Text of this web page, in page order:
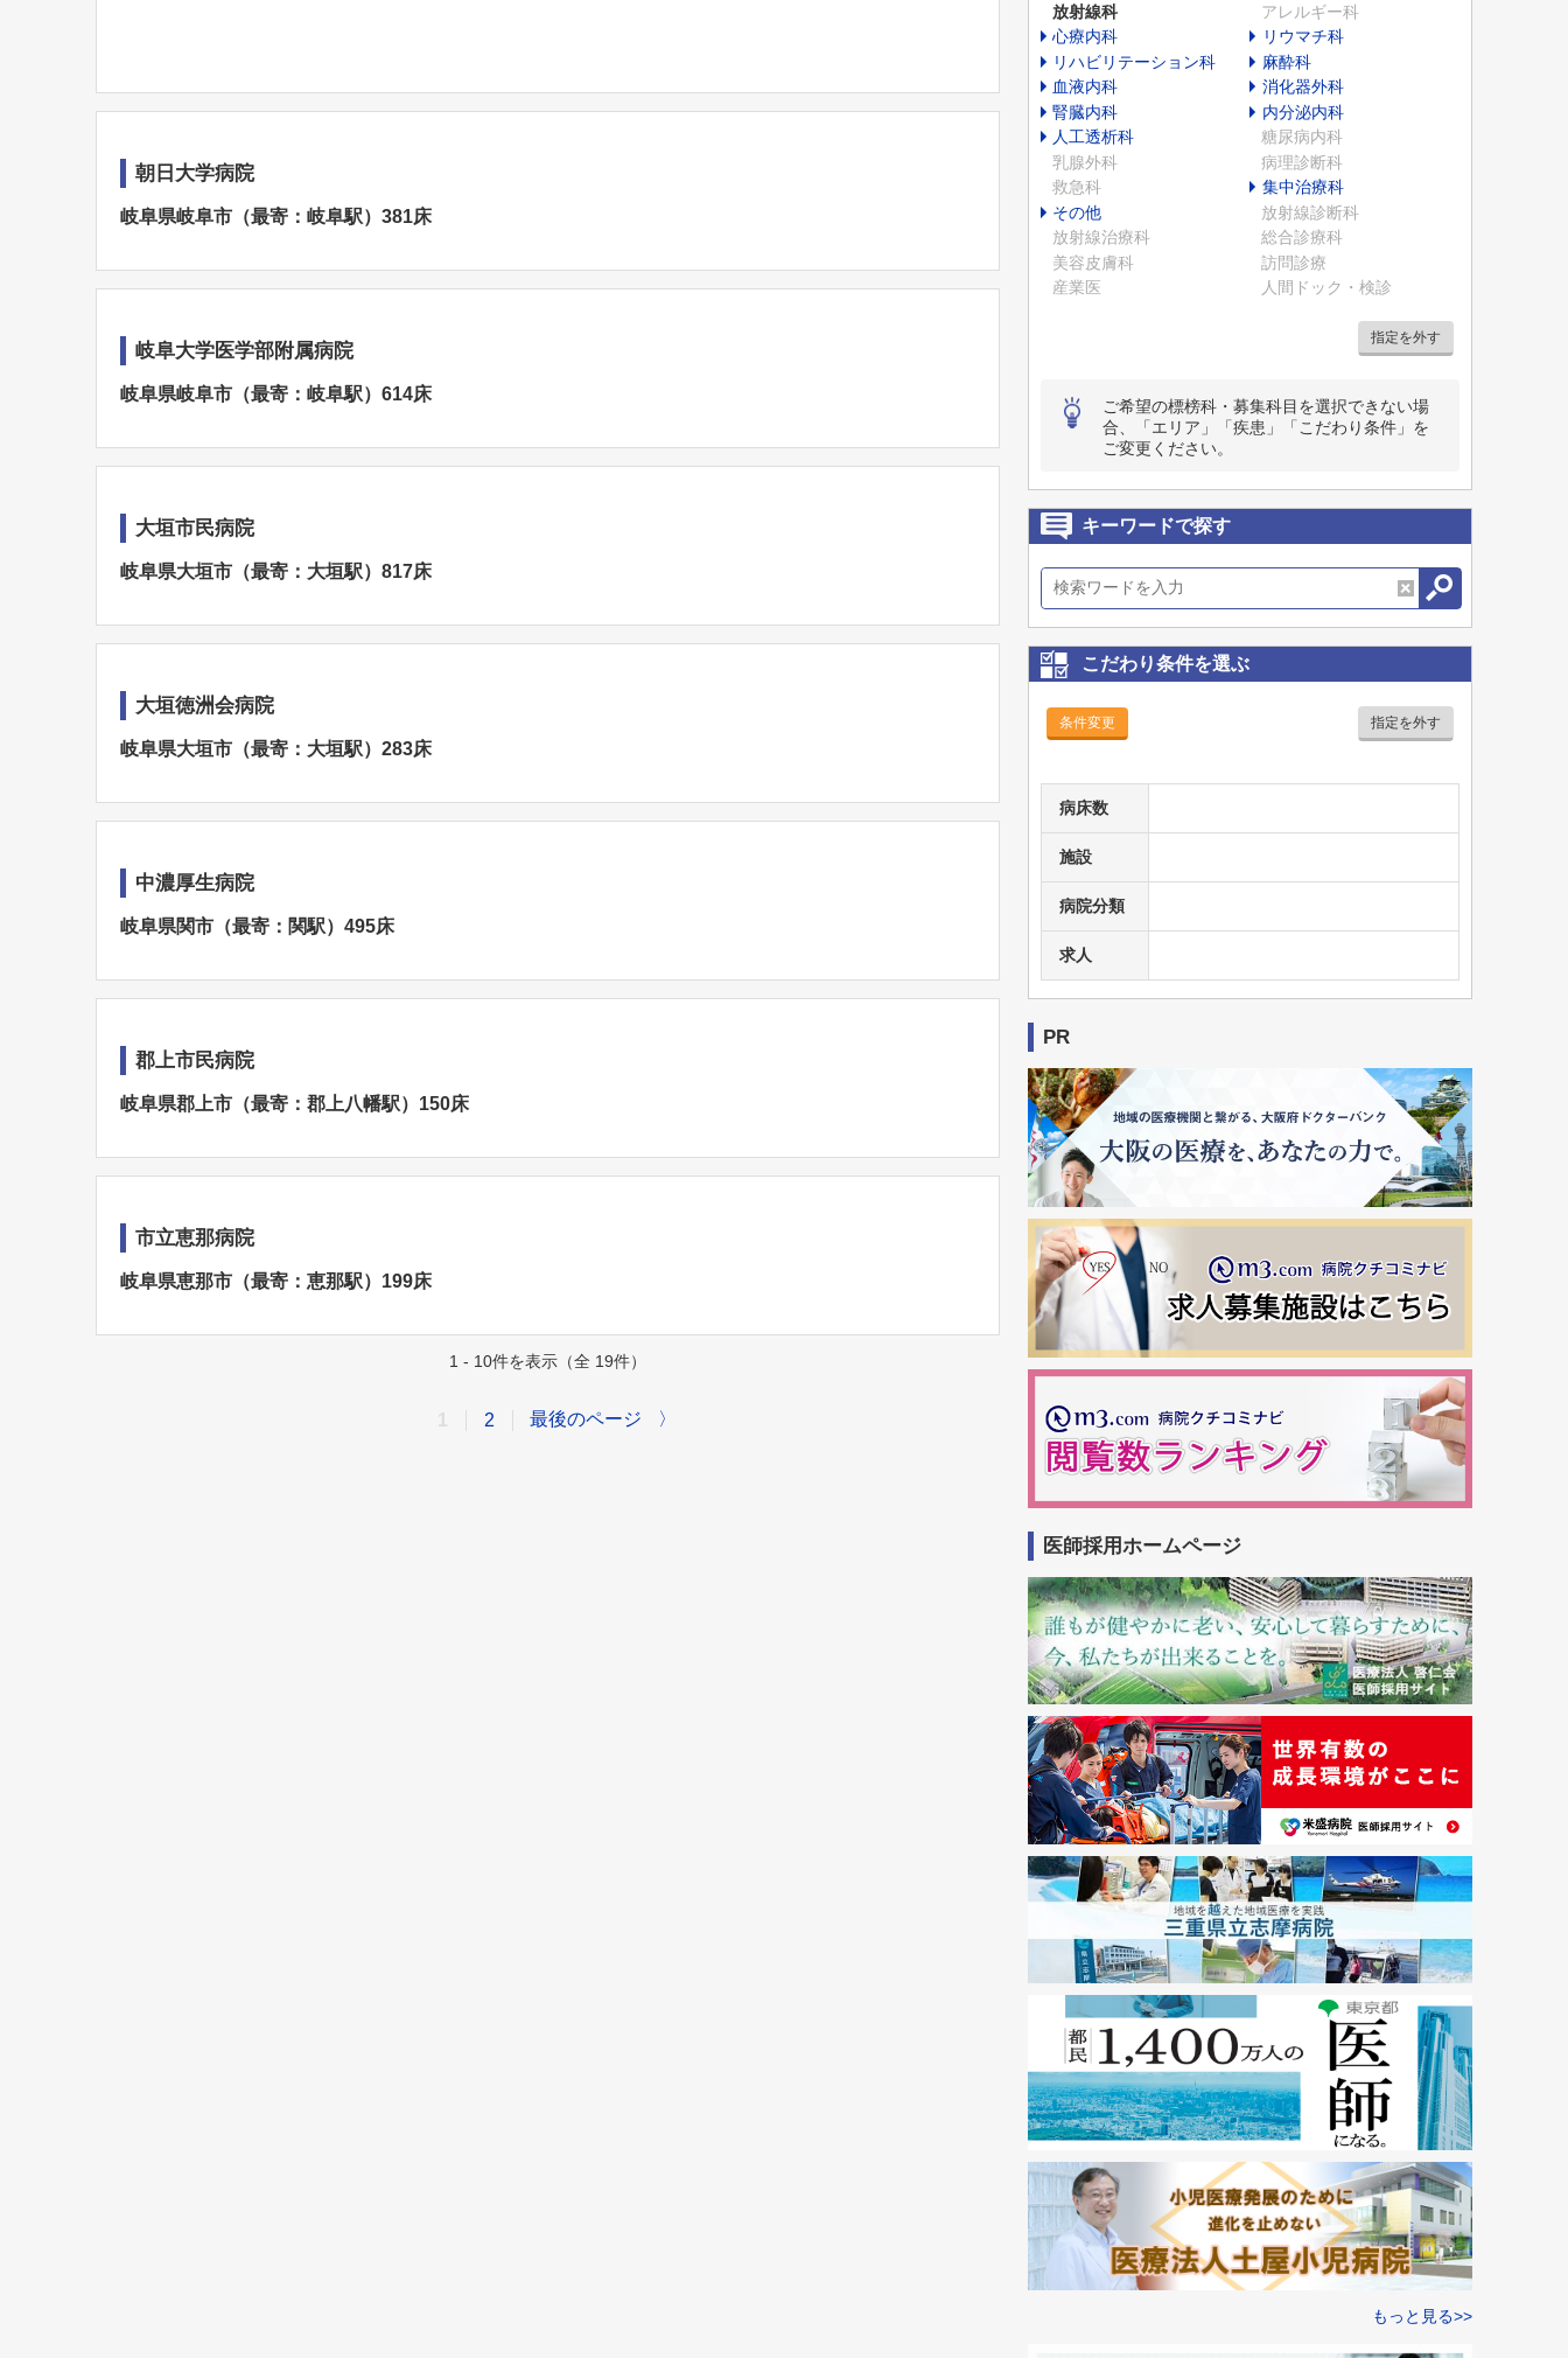
朝日大学病院
岐阜県岐阜市（最寄：岐阜駅）381床
岐阜大学医学部附属病院
岐阜県岐阜市（最寄：岐阜駅）614床
大垣市民病院
岐阜県大垣市（最寄：大垣駅）817床
大垣徳洲会病院
岐阜県大垣市（最寄：大垣駅）283床
中濃厚生病院
岐阜県関市（最寄：関駅）495床
郡上市民病院
岐阜県郡上市（最寄：郡上八幡駅）150床
市立恵那病院
岐阜県恵那市（最寄：恵那駅）199床
1 - 10件を表示（全 19件）
2 最後のページ 〉
放射線科
アレルギー科
心療内科
リウマチ科
リハビリテーション科
麻酔科
血液内科
消化器外科
腎臓内科
内分泌内科
人工透析科
糖尿病内科
乳腺外科
病理診断科
救急科
集中治療科
その他
放射線診断科
放射線治療科
総合診療科
美容皮膚科
訪問診療
産業医
人間ドック・検診
指定を外す
ご希望の標榜科・募集科目を選択できない場
合、「エリア」「疾患」「こだわり条件」を
ご変更ください。
キーワードで探す
こだわり条件を選ぶ
条件変更 指定を外す
病床数
施設
病院分類
求人
PR
医師採用ホームページ
もっと見る>>